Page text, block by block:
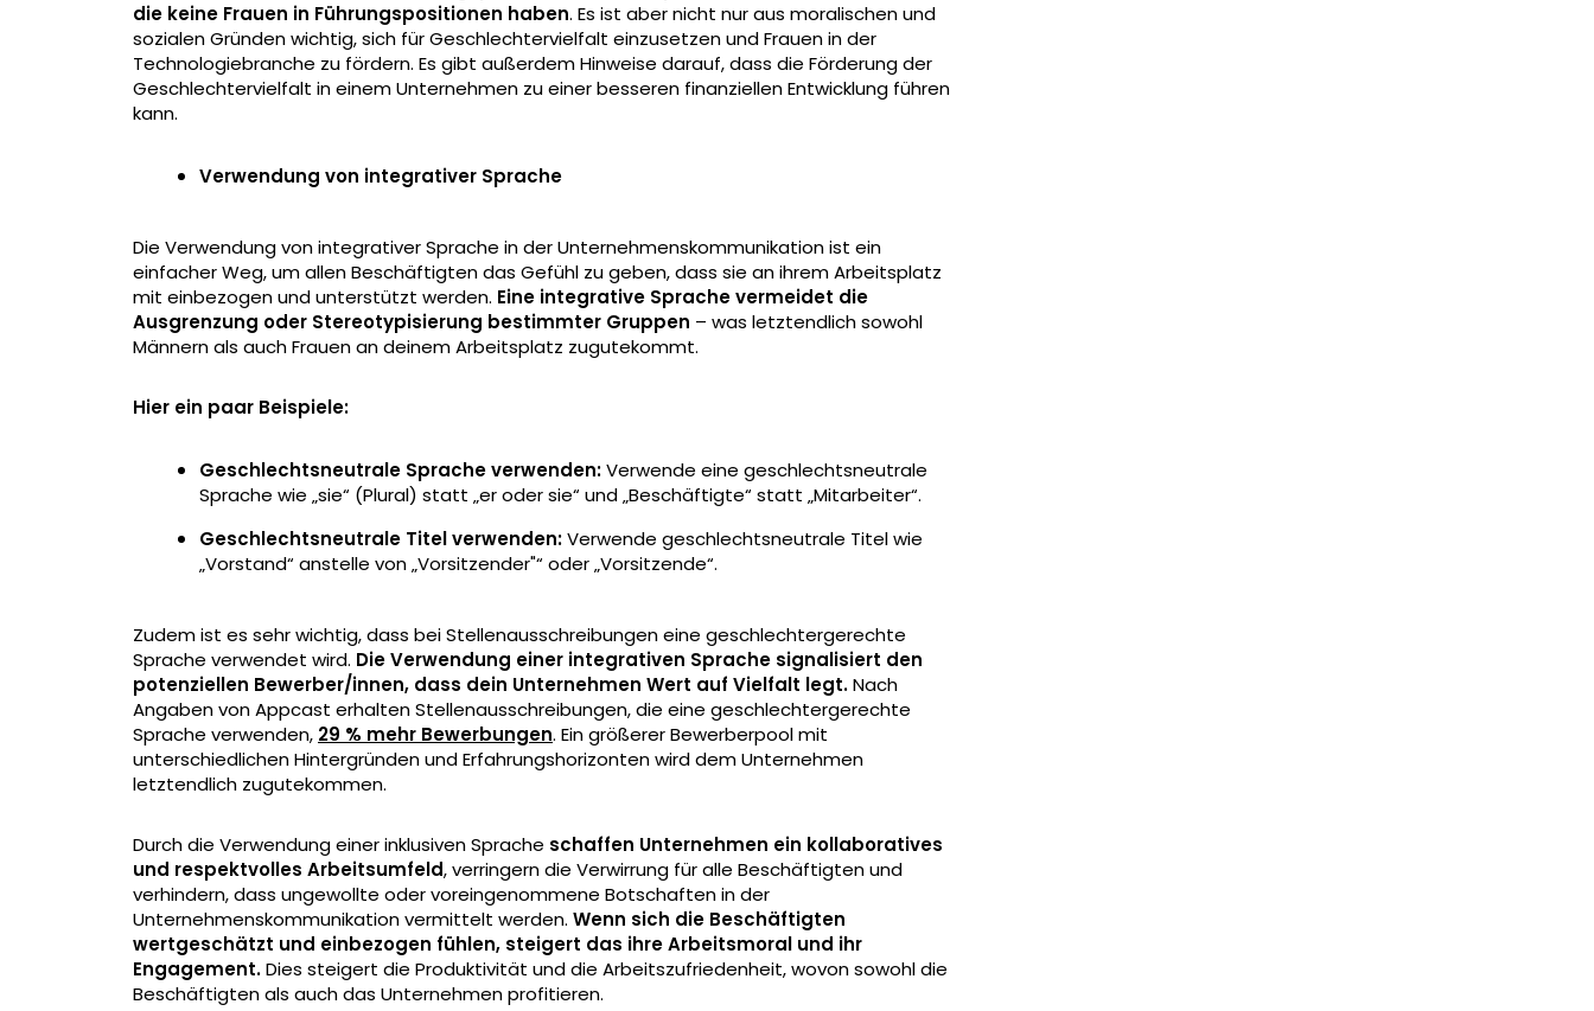
die keine Frauen in Führungspositionen haben. Es ist aber nicht nur aus moralischen und
sozialen Gründen wichtig, sich für Geschlechtervielfalt einzusetzen und Frauen in der
Technologiebranche zu fördern. Es gibt außerdem Hinweise darauf, dass die Förderung der
Geschlechtervielfalt in einem Unternehmen zu einer besseren finanziellen Entwicklung führen
kann.
Verwendung von integrativer Sprache
Die Verwendung von integrativer Sprache in der Unternehmenskommunikation ist ein
einfacher Weg, um allen Beschäftigten das Gefühl zu geben, dass sie an ihrem Arbeitsplatz
mit einbezogen und unterstützt werden. Eine integrative Sprache vermeidet die
Ausgrenzung oder Stereotypisierung bestimmter Gruppen – was letztendlich sowohl
Männern als auch Frauen an deinem Arbeitsplatz zugutekommt.
Hier ein paar Beispiele:
Geschlechtsneutrale Sprache verwenden:Verwende eine geschlechtsneutrale
Sprache wie „sie“ (Plural) statt „er oder sie“ und „Beschäftigte“ statt „Mitarbeiter“.
Geschlechtsneutrale Titel verwenden:Verwende geschlechtsneutrale Titel wie
„Vorstand“ anstelle von „Vorsitzender"“ oder „Vorsitzende“.
Zudem ist es sehr wichtig, dass bei Stellenausschreibungen eine geschlechtergerechte
Sprache verwendet wird. Die Verwendung einer integrativen Sprache signalisiert den
potenziellen Bewerber/innen, dass dein Unternehmen Wert auf Vielfalt legt.Nach
Angaben von Appcast erhalten Stellenausschreibungen, die eine geschlechtergerechte
Sprache verwenden, 29 % mehr Bewerbungen. Ein größerer Bewerberpool mit
unterschiedlichen Hintergründen und Erfahrungshorizonten wird dem Unternehmen
letztendlich zugutekommen.
Durch die Verwendung einer inklusiven Sprache schaffen Unternehmen ein kollaboratives
und respektvolles Arbeitsumfeld, verringern die Verwirrung für alle Beschäftigten und
verhindern, dass ungewollte oder voreingenommene Botschaften in der
Unternehmenskommunikation vermittelt werden. Wenn sich die Beschäftigten
wertgeschätzt und einbezogen fühlen, steigert das ihre Arbeitsmoral und ihr
Engagement.Dies steigert die Produktivität und die Arbeitszufriedenheit, wovon sowohl die
Beschäftigten als auch das Unternehmen profitieren.